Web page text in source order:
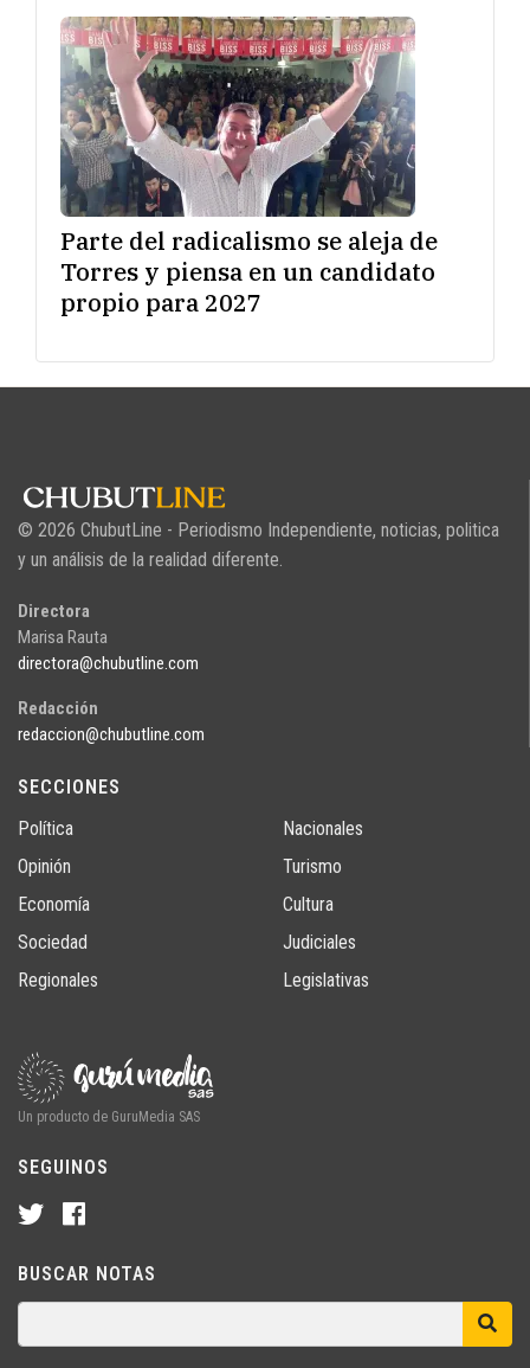
Parte del radicalismo se aleja de
Torres y piensa en un candidato
propio para 2027
© 2026 ChubutLine - Periodismo Independiente, noticias, politica
y un análisis de la realidad diferente.
Directora
Marisa Rauta
directora@chubutline.com
Redacción
redaccion@chubutline.com
SECCIONES
Política
Opinión
Economía
Sociedad
Regionales
Nacionales
Turismo
Cultura
Judiciales
Legislativas
Un producto de GuruMedia SAS
SEGUINOS
BUSCAR NOTAS